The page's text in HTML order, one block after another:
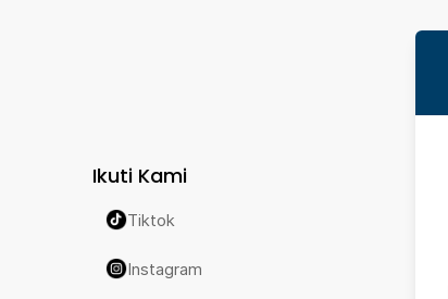
Ikuti Kami
Tiktok
Instagram